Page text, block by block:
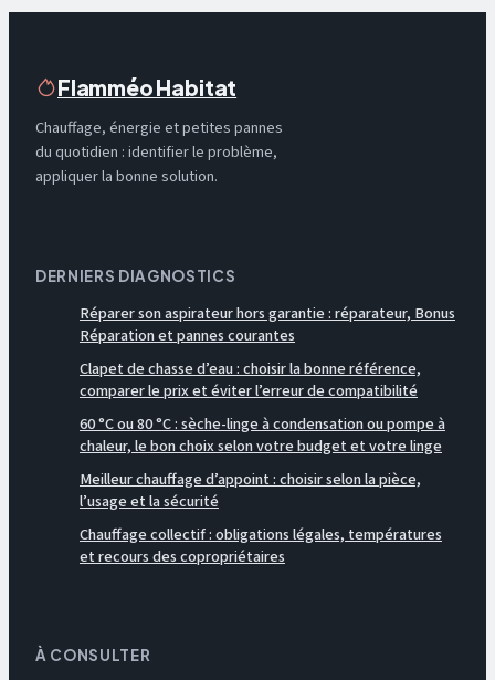
Flamméo Habitat
Chauffage, énergie et petites pannes
du quotidien : identifier le problème,
appliquer la bonne solution.
DERNIERS DIAGNOSTICS
Réparer son aspirateur hors garantie : réparateur, Bonus
Réparation et pannes courantes
Clapet de chasse d’eau : choisir la bonne référence,
comparer le prix et éviter l’erreur de compatibilité
60 °C ou 80 °C : sèche-linge à condensation ou pompe à
chaleur, le bon choix selon votre budget et votre linge
Meilleur chauffage d’appoint : choisir selon la pièce,
l’usage et la sécurité
Chauffage collectif : obligations légales, températures
et recours des copropriétaires
À CONSULTER